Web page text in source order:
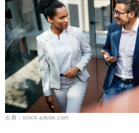
出典：stock.adobe.com